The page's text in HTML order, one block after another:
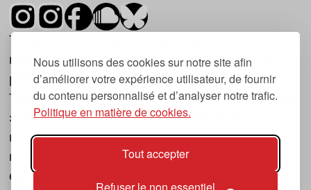
Nous utilisons des cookies sur notre site afin
d’améliorer votre expérience utilisateur, de fournir
du contenu personnalisé et d’analyser notre trafic.
Politique en matière de cookies.
Tout accepter
Tsugi est un mensuel indépendant sur la
musique et les nouvelles tendances, dont la
première parution date de 2007.
Tsugi en japonais signifie « prochain », « suivant
», ce qui correspond à la thématique du
magazine, à l’affût des nouvelles tendances
musicales, qu’elles viennent de la musique
électronique, du rock ou du hip hop, et des